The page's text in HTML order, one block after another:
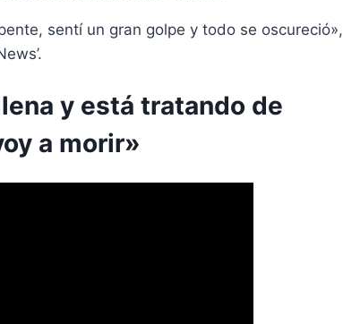
sentí un gran golpe y todo se oscureció»,
y está tratando de
a morir»